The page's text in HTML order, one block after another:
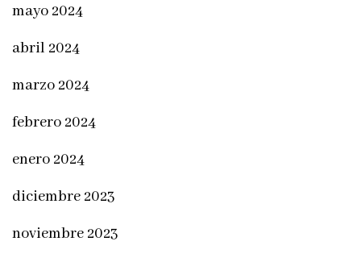
mayo 2024
abril 2024
marzo 2024
febrero 2024
enero 2024
diciembre 2023
noviembre 2023